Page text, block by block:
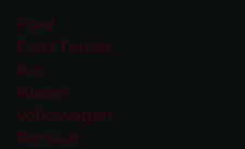
Ford
Ford Transit
Kia
Nissan
Volkswagen
Renault